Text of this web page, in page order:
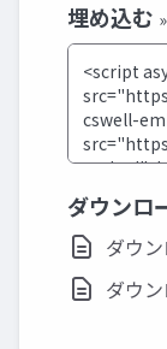
埋め込む
ダウンロ
ダウ
ダウ